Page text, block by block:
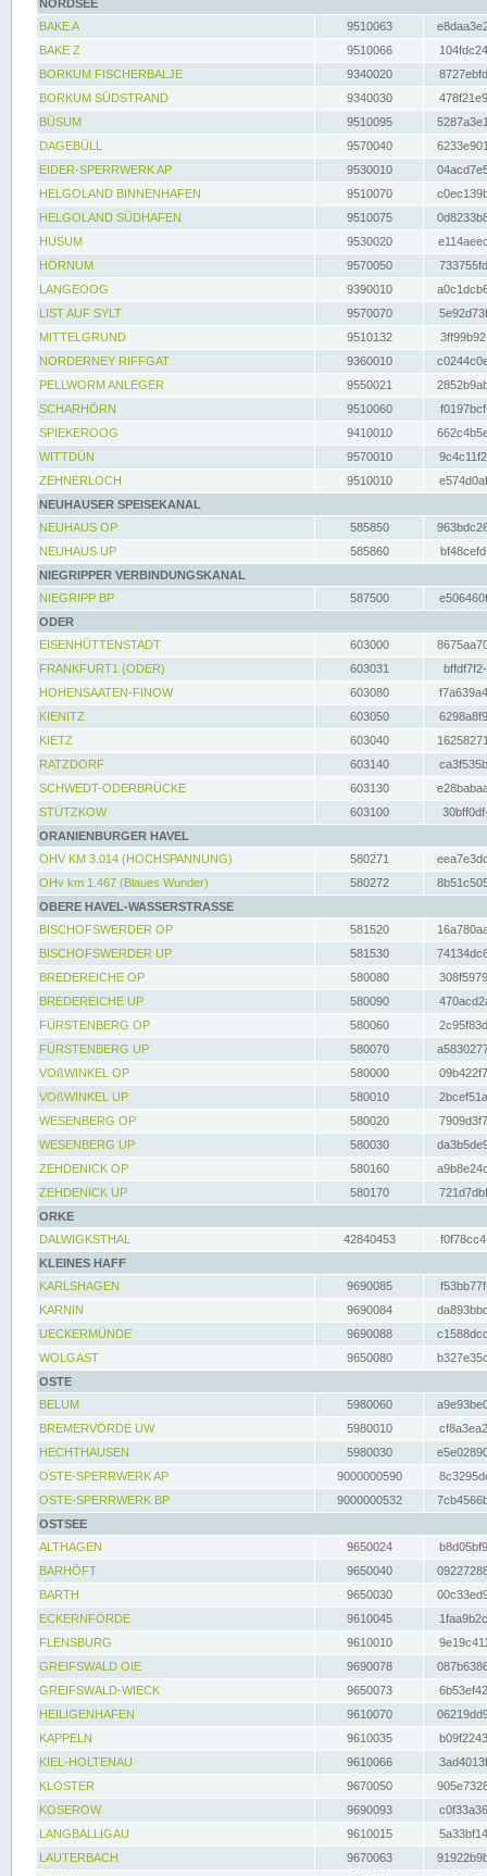
NORDSEE
BAKE A
9510063
BAKE Z
9510066
BORKUM FISCHERBALJE
9340020
BORKUM SÜDSTRAND
9340030
BÜSUM
9510095
DAGEBÜLL
9570040
EIDER-SPERRWERK AP
9530010
HELGOLAND BINNENHAFEN
9510070
HELGOLAND SÜDHAFEN
9510075
HUSUM
9530020
HÖRNUM
9570050
LANGEOOG
9390010
LIST AUF SYLT
9570070
MITTELGRUND
9510132
NORDERNEY RIFFGAT
9360010
PELLWORM ANLEGER
9550021
SCHARHÖRN
9510060
SPIEKEROOG
9410010
WITTDÜN
9570010
ZEHNERLOCH
9510010
NEUHAUSER SPEISEKANAL
NEUHAUS OP
585850
NEUHAUS UP
585860
NIEGRIPPER VERBINDUNGSKANAL
NIEGRIPP BP
587500
ODER
EISENHÜTTENSTADT
603000
FRANKFURT1 (ODER)
603031
HOHENSAATEN-FINOW
603080
KIENITZ
603050
KIETZ
603040
RATZDORF
603140
SCHWEDT-ODERBRÜCKE
603130
STÜTZKOW
603100
ORANIENBURGER HAVEL
OHV KM 3.014 (HOCHSPANNUNG)
580271
OHv km 1.467 (Blaues Wunder)
580272
OBERE HAVEL-WASSERSTRASSE
BISCHOFSWERDER OP
581520
BISCHOFSWERDER UP
581530
BREDEREICHE OP
580080
BREDEREICHE UP
580090
FÜRSTENBERG OP
580060
FÜRSTENBERG UP
580070
VOßWINKEL OP
580000
VOßWINKEL UP
580010
WESENBERG OP
580020
WESENBERG UP
580030
ZEHDENICK OP
580160
ZEHDENICK UP
580170
ORKE
DALWIGKSTHAL
42840453
KLEINES HAFF
KARLSHAGEN
9690085
KARNIN
9690084
UECKERMÜNDE
9690088
WOLGAST
9650080
OSTE
BELUM
5980060
BREMERVÖRDE UW
5980010
HECHTHAUSEN
5980030
OSTE-SPERRWERK AP
9000000590
OSTE-SPERRWERK BP
9000000532
OSTSEE
ALTHAGEN
9650024
BARHÖFT
9650040
BARTH
9650030
ECKERNFÖRDE
9610045
FLENSBURG
9610010
GREIFSWALD OIE
9690078
GREIFSWALD-WIECK
9650073
HEILIGENHAFEN
9610070
KAPPELN
9610035
KIEL-HOLTENAU
9610066
KLOSTER
9670050
KOSEROW
9690093
LANGBALLIGAU
9610015
LAUTERBACH
9670063